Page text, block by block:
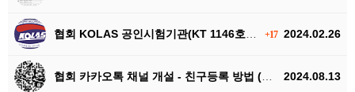
+172024.02.26
협회 KOLAS 공인시험기관(KT 1146호) 개소 및 시험의뢰 안내
2024.08.13
협회 카카오톡 채널 개설 - 친구등록 방법 (소식받아보기)